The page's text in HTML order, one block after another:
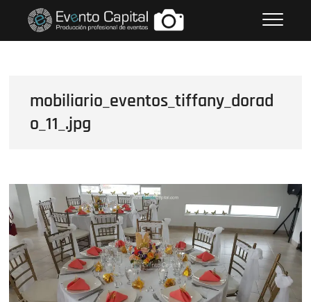
contenido
FOTOS GRUPO EMPRESARIAL
mobiliario_eventos_tiffany_dorad
o_11_.jpg